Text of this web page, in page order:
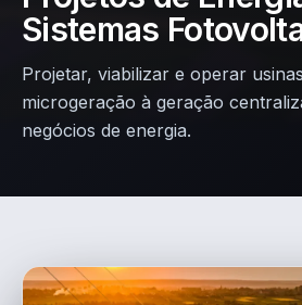
Sistemas
Projetar, viabilizar e operar
microgeração à geração
negócios de energia.